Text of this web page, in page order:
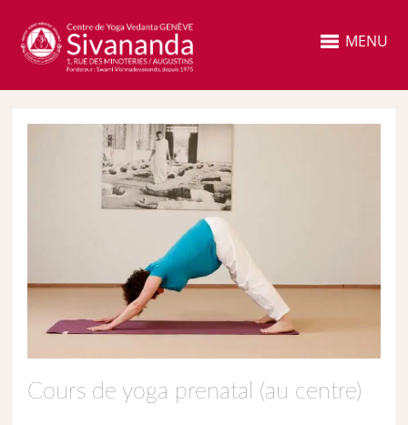
MENU
Cours de yoga prenatal (au centre)